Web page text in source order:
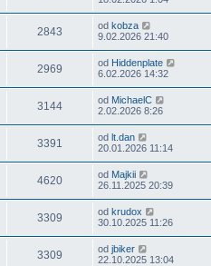
2843 od kobza
9.02.2026 21:40
2969 od Hiddenplate
6.02.2026 14:32
3144 od MichaelC
2.02.2026 8:26
3391 od lt.dan
20.01.2026 11:14
4620 od Majkii
26.11.2025 20:39
3309 od krudox
30.10.2025 11:26
3309 od jbiker
22.10.2025 13:04